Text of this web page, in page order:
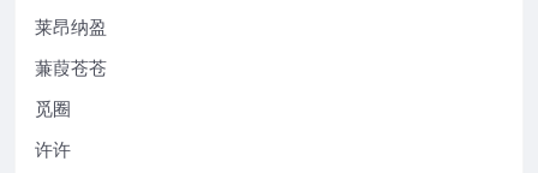
莱昂纳盈
蒹葭苍苍
觅圈
许许